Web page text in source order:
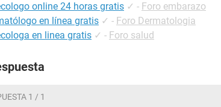
online 24 horas gratis ✓ - Foro embarazo
en línea gratis ✓ - Foro Dermatologia
en linea gratis ✓ - Foro salud
1 / 1